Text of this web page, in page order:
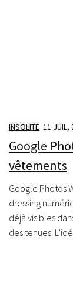
INSOLITE 11 JUIL,
Google
vêtements
Google Photos
dressing
déjà visibles
des tenues.